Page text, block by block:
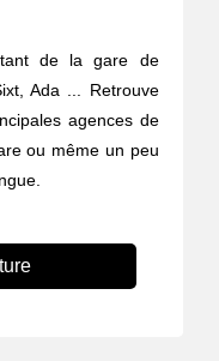
de la gare de
Ada ... Retrouve
agences de
ou même un peu